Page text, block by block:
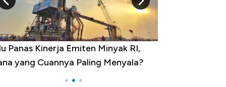
Provinsi dengan Tingkat
Tertinggi, Ada Jakarta